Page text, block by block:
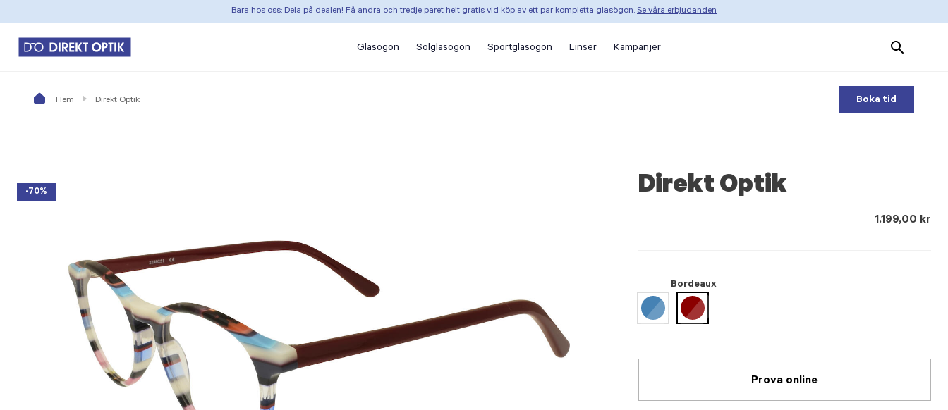
Bara hos oss: Dela på dealen! Få andra och tredje paret helt gratis vid köp av ett par kompletta glasögon. Se våra erbjudanden
Glasögon Solglasögon Sportglasögon Linser Kampanjer
Search
Products
Hem Direkt Optik Boka tid
-70% Direkt Optik
1.199,00 kr
Bordeaux
selected
Prova online